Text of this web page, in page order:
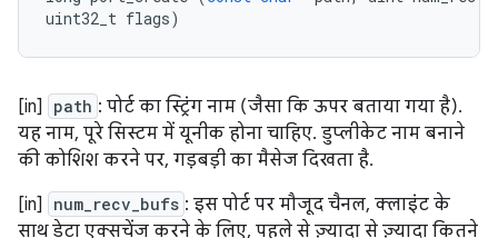
uint32_t flags)
[in] path : पोर्ट का स्ट्रिंग नाम (जैसा कि ऊपर बताया गया है).
यह नाम, पूरे सिस्टम में यूनीक होना चाहिए. डुप्लीकेट नाम बनाने
की कोशिश करने पर, गड़बड़ी का मैसेज दिखता है.
[in]
num_recv_bufs : इस पोर्ट पर मौजूद चैनल, क्लाइंट के
साथ डेटा एक्सचेंज करने के लिए, पहले से ज़्यादा से ज़्यादा कितने